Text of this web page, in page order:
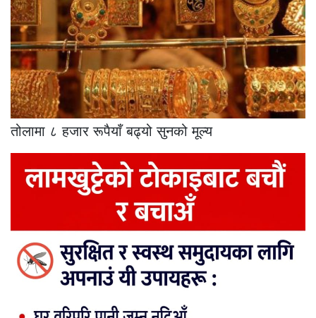
तोलामा ८ हजार रूपैयाँ बढ्यो सुनको मूल्य